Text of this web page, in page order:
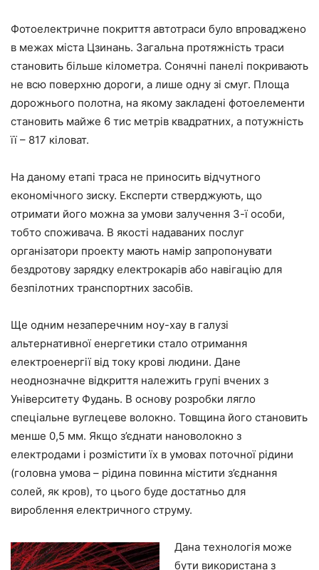
Фотоелектричне покриття автотраси було впроваджено
в межах міста Цзинань. Загальна протяжність траси
становить більше кілометра. Сонячні панелі покривають
не всю поверхню дороги, а лише одну зі смуг. Площа
дорожнього полотна, на якому закладені фотоелементи
становить майже 6 тис метрів квадратних, а потужність
її – 817 кіловат.
На даному етапі траса не приносить відчутного
економічного зиску. Експерти стверджують, що
отримати його можна за умови залучення 3-ї особи,
тобто споживача. В якості надаваних послуг
організатори проекту мають намір запропонувати
бездротову зарядку електрокарів або навігацію для
безпілотних транспортних засобів.
Ще одним незаперечним ноу-хау в галузі
альтернативної енергетики стало отримання
електроенергії від току крові людини. Дане
неоднозначне відкриття належить групі вчених з
Університету Фудань. В основу розробки лягло
спеціальне вуглецеве волокно. Товщина його становить
менше 0,5 мм. Якщо з’єднати нановолокно з
електродами і розмістити їх в умовах поточної рідини
(головна умова – рідина повинна містити з’єднання
солей, як кров), то цього буде достатньо для
вироблення електричного струму.
Дана технологія може
бути використана з